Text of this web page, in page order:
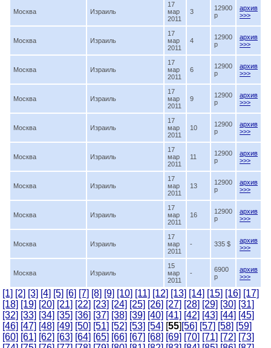
Москва Израиль
17
мар
2011
3
12900
p
архив
>>>
Москва Израиль
17
мар
2011
4
12900
p
архив
>>>
Москва Израиль
17
мар
2011
6
12900
p
архив
>>>
Москва Израиль
17
мар
2011
9
12900
p
архив
>>>
Москва Израиль
17
мар
2011
10
12900
p
архив
>>>
Москва Израиль
17
мар
2011
11
12900
p
архив
>>>
Москва Израиль
17
мар
2011
13
12900
p
архив
>>>
Москва Израиль
17
мар
2011
16
12900
p
архив
>>>
Москва Израиль
17
мар
2011
- 335 $
архив
>>>
Москва Израиль
15
мар
2011
-
6900
p
архив
>>>
[1] [2] [3] [4] [5] [6] [7] [8] [9] [10] [11] [12] [13] [14] [15] [16] [17]
[18] [19] [20] [21] [22] [23] [24] [25] [26] [27] [28] [29] [30] [31]
[32] [33] [34] [35] [36] [37] [38] [39] [40] [41] [42] [43] [44] [45]
[46] [47] [48] [49] [50] [51] [52] [53] [54] [55] [56] [57] [58] [59]
[60] [61] [62] [63] [64] [65] [66] [67] [68] [69] [70] [71] [72] [73]